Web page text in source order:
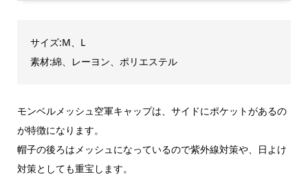
サイズ:M、L
素材:綿、レーヨン、ポリエステル
モンベルメッシュ空軍キャップは、サイドにポケットがあるの
が特徴になります。
帽子の後ろはメッシュになっているので紫外線対策や、日よけ
対策としても重宝します。